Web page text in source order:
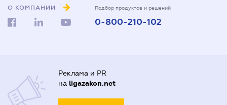
О КОМПАНИИ Подбор продуктов и решений
0-800-210-102
Реклама и PR
на ligazakon.net